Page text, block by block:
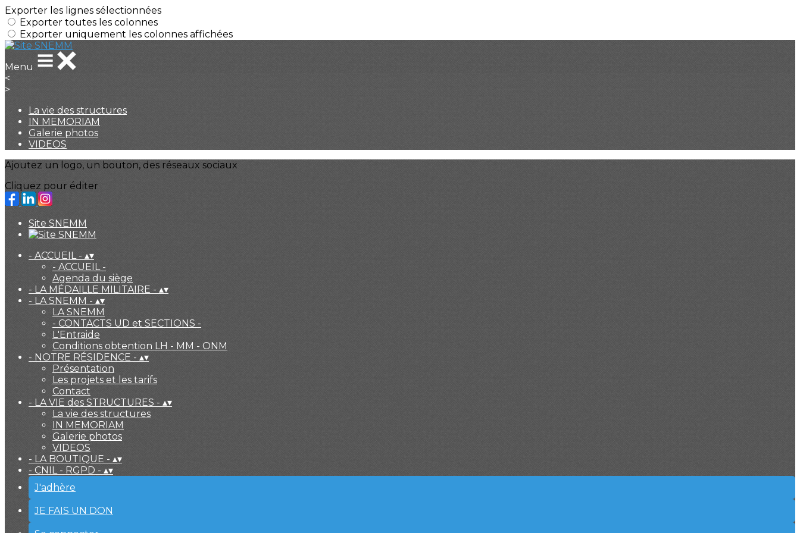
Exporter les lignes sélectionnées
Exporter toutes les colonnes
Exporter uniquement les colonnes affichées
Menu
<
>
La vie des structures
IN MEMORIAM
Galerie photos
VIDEOS
Ajoutez un logo, un bouton, des réseaux sociaux
Cliquez pour éditer
Site SNEMM
- ACCUEIL - ▴▾
- ACCUEIL -
Agenda du siège
- LA MÉDAILLE MILITAIRE - ▴▾
- LA SNEMM - ▴▾
LA SNEMM
- CONTACTS UD et SECTIONS -
L'Entraide
Conditions obtention LH - MM - ONM
- NOTRE RÉSIDENCE - ▴▾
Présentation
Les projets et les tarifs
Contact
- LA VIE des STRUCTURES - ▴▾
La vie des structures
IN MEMORIAM
Galerie photos
VIDEOS
- LA BOUTIQUE - ▴▾
- CNIL - RGPD - ▴▾
J'adhère
JE FAIS UN DON